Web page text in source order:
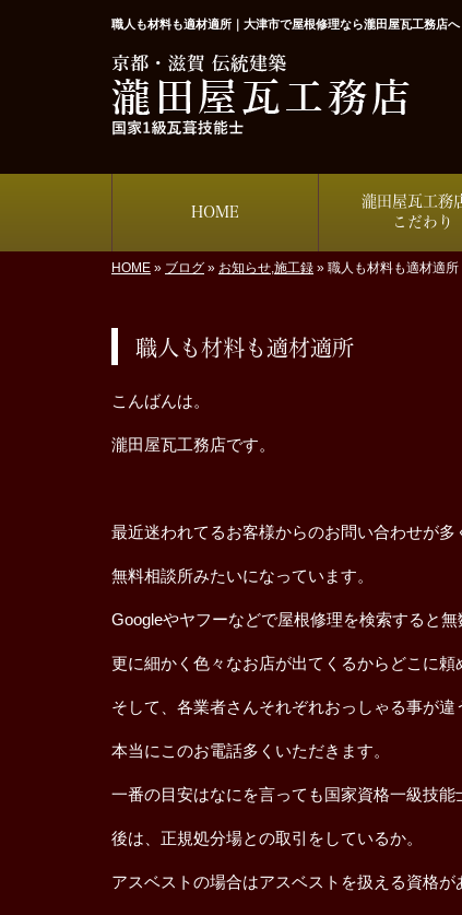
職人も材料も適材適所｜大津市で屋根修理なら瀧田屋瓦工務店へ
HOME
瀧田屋瓦工務
こだわり
HOME » ブログ » お知らせ,施工録 » 職人も材料も適材適所
職人も材料も適材適所
こんばんは。
瀧田屋瓦工務店です。
最近迷われてるお客様からのお問い合わせが多
無料相談所みたいになっています。
Googleやヤフーなどで屋根修理を検索すると
更に細かく色々なお店が出てくるからどこに
そして、各業者さんそれぞれおっしゃる事が違
本当にこのお電話多くいただきます。
一番の目安はなにを言っても国家資格一級技能
後は、正規処分場との取引をしているか。
アスベストの場合はアスベストを扱える資格が